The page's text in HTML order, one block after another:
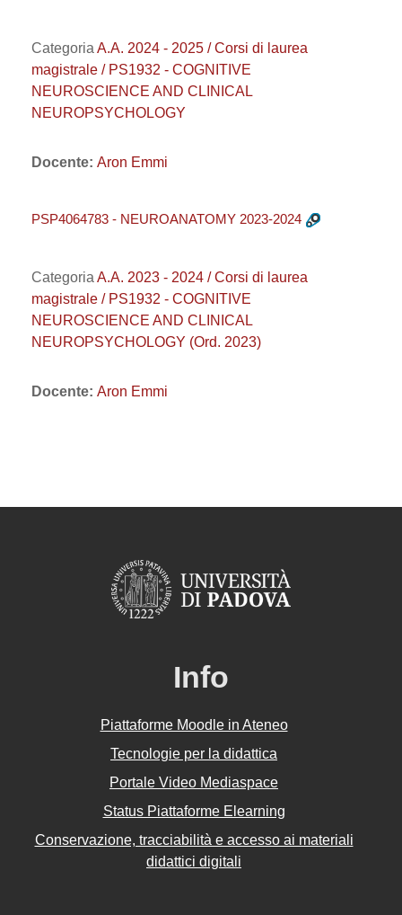
Categoria A.A. 2024 - 2025 / Corsi di laurea
magistrale / PS1932 - COGNITIVE
NEUROSCIENCE AND CLINICAL
NEUROPSYCHOLOGY
Docente: Aron Emmi
PSP4064783 - NEUROANATOMY 2023-2024
Categoria A.A. 2023 - 2024 / Corsi di laurea
magistrale / PS1932 - COGNITIVE
NEUROSCIENCE AND CLINICAL
NEUROPSYCHOLOGY (Ord. 2023)
Docente: Aron Emmi
Info
Piattaforme Moodle in Ateneo
Tecnologie per la didattica
Portale Video Mediaspace
Status Piattaforme Elearning
Conservazione, tracciabilità e accesso ai materiali
didattici digitali